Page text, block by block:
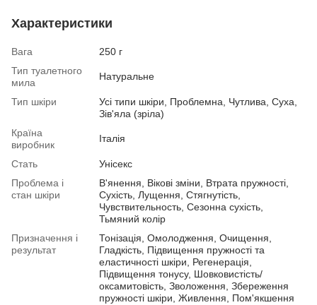
Характеристики
Вага
250 г
Тип туалетного
мила
Натуральне
Тип шкіри
Усі типи шкіри, Проблемна, Чутлива, Суха,
Зів'яла (зріла)
Країна
виробник
Італія
Стать
Унісекс
Проблема і
стан шкіри
В'янення, Вікові зміни, Втрата пружності,
Сухість, Лущення, Стягнутість,
Чувствительность, Сезонна сухість,
Тьмяний колір
Призначення і
результат
Тонізація, Омолодження, Очищення,
Гладкість, Підвищення пружності та
еластичності шкіри, Регенерація,
Підвищення тонусу, Шовковистість/
оксамитовість, Зволоження, Збереження
пружності шкіри, Живлення, Пом'якшення